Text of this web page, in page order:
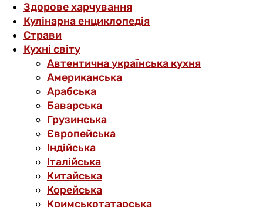
Здорове харчування
Кулінарна енциклопедія
Страви
Кухні світу
Автентична українська кухня
Американська
Арабська
Баварська
Грузинська
Європейська
Індійська
Італійська
Китайська
Корейська
Кримськотатарська